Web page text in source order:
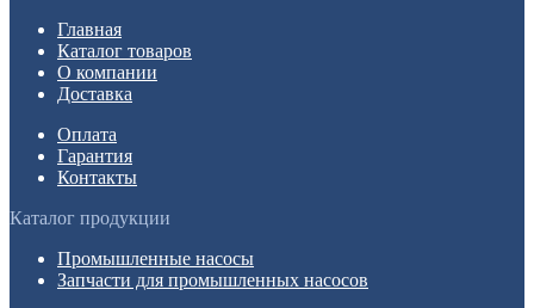
Главная
Каталог товаров
О компании
Доставка
Оплата
Гарантия
Контакты
Каталог продукции
Промышленные насосы
Запчасти для промышленных насосов